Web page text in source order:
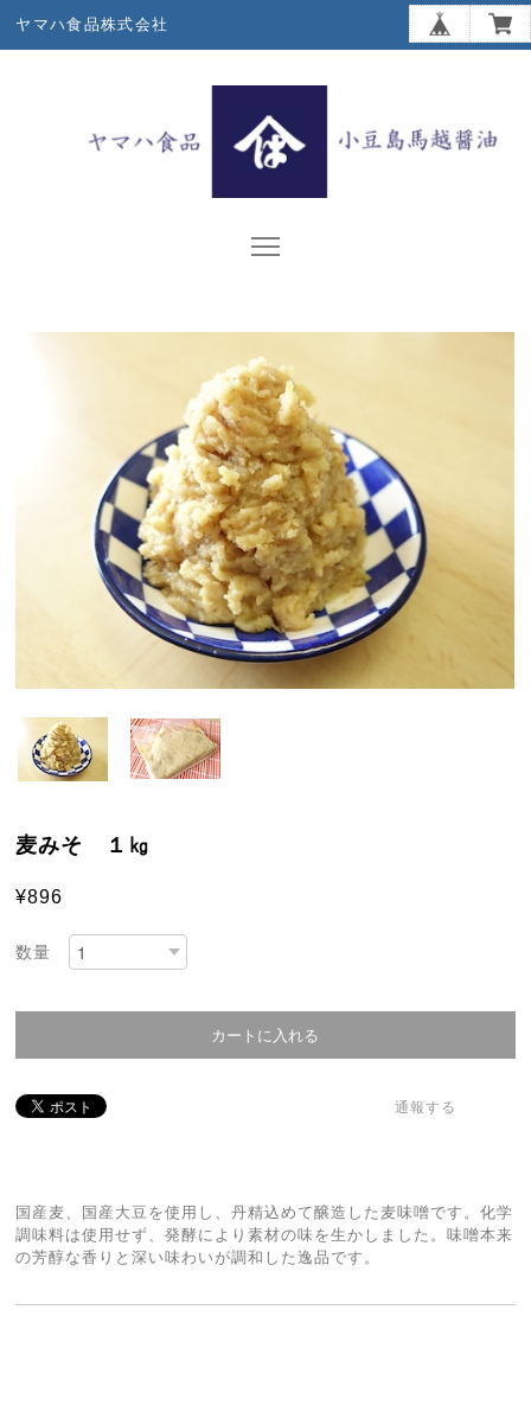
ヤマハ食品株式会社
麦みそ １㎏
¥896
数量
通報する
国産麦、国産大豆を使用し、丹精込めて醸造した麦味噌です。化学
調味料は使用せず、発酵により素材の味を生かしました。味噌本来
の芳醇な香りと深い味わいが調和した逸品です。